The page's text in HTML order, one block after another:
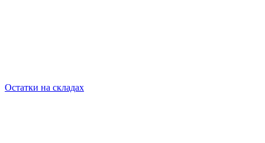
Остатки на складах